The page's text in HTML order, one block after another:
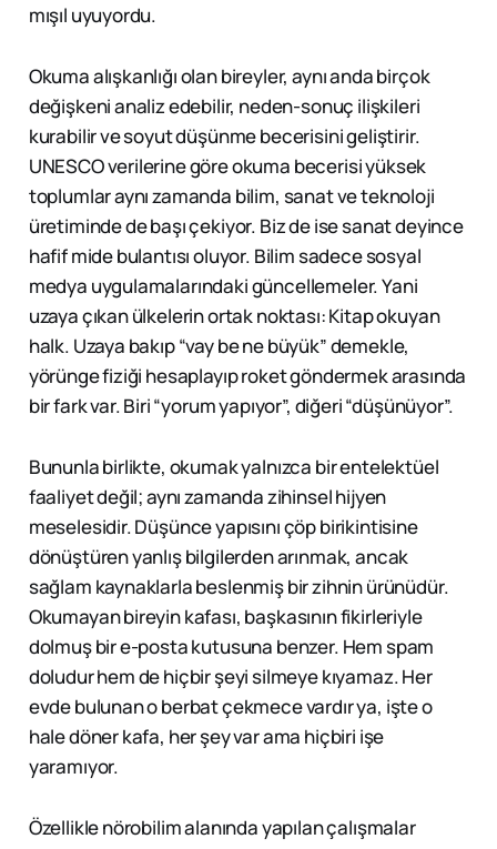
mışıl uyuyordu.
Okuma alışkanlığı olan bireyler, aynı anda birçok
değişkeni analiz edebilir, neden-sonuç ilişkileri
kurabilir ve soyut düşünme becerisini geliştirir.
UNESCO verilerine göre okuma becerisi yüksek
toplumlar aynı zamanda bilim, sanat ve teknoloji
üretiminde de başı çekiyor. Biz de ise sanat deyince
hafif mide bulantısı oluyor. Bilim sadece sosyal
medya uygulamalarındaki güncellemeler. Yani
uzaya çıkan ülkelerin ortak noktası: Kitap okuyan
halk. Uzaya bakıp “vay be ne büyük” demekle,
yörünge fiziği hesaplayıp roket göndermek arasında
bir fark var. Biri “yorum yapıyor”, diğeri “düşünüyor”.
Bununla birlikte, okumak yalnızca bir entelektüel
faaliyet değil; aynı zamanda zihinsel hijyen
meselesidir. Düşünce yapısını çöp birikintisine
dönüştüren yanlış bilgilerden arınmak, ancak
sağlam kaynaklarla beslenmiş bir zihnin ürünüdür.
Okumayan bireyin kafası, başkasının fikirleriyle
dolmuş bir e-posta kutusuna benzer. Hem spam
doludur hem de hiçbir şeyi silmeye kıyamaz. Her
evde bulunan o berbat çekmece vardır ya, işte o
hale döner kafa, her şey var ama hiçbiri işe
yaramıyor.
Özellikle nörobilim alanında yapılan çalışmalar